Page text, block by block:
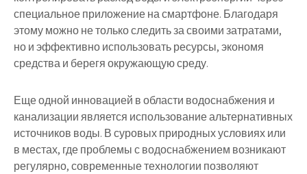
специальное приложение на смартфоне. Благодаря
этому можно не только следить за своими затратами,
но и эффективно использовать ресурсы, экономя
средства и берегя окружающую среду.
Еще одной инновацией в области водоснабжения и
канализации является использование альтернативных
источников воды. В суровых природных условиях или
в местах, где проблемы с водоснабжением возникают
регулярно, современные технологии позволяют